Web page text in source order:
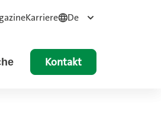
Karriere De
Kontakt